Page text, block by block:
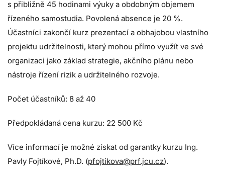
s přibližně 45 hodinami výuky a obdobným objemem
řízeného samostudia. Povolená absence je 20 %.
Účastníci zakončí kurz prezentací a obhajobou vlastního
projektu udržitelnosti, který mohou přímo využít ve své
organizaci jako základ strategie, akčního plánu nebo
nástroje řízení rizik a udržitelného rozvoje.
Počet účastníků: 8 až 40
Předpokládaná cena kurzu: 22 500 Kč
Více informací je možné získat od garantky kurzu Ing.
Pavly Fojtíkové, Ph.D. (pfojtikova@prf.jcu.cz).